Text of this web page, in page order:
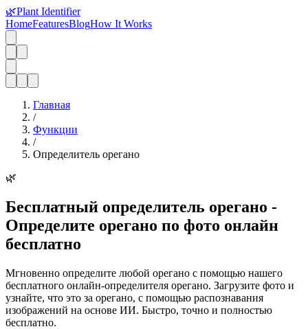
🌿Plant Identifier
HomeFeaturesBlogHow It Works
Главная
/
Функции
/
Определитель орегано
🌿
Бесплатный определитель орегано -
Определите орегано по фото онлайн
бесплатно
Мгновенно определите любой орегано с помощью нашего
бесплатного онлайн-определителя орегано. Загрузите фото и
узнайте, что это за орегано, с помощью распознавания
изображений на основе ИИ. Быстро, точно и полностью
бесплатно.